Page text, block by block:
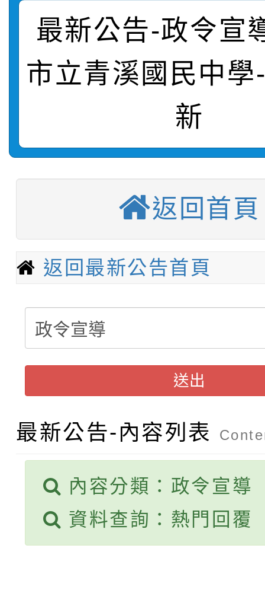
賽實施要點
比賽實施要點」
轉知：「115年金融知
動辦法」
轉知臺中市政府政風處
城市手牽手，綠能透明
轉知：「115學年度全
劇比賽實施要點」及修
表
轉知：桃園市115年度
敬師藝文競賽』實施計
【甄選結果(第11招)】
學年度第1學期第7次代
結果(第11招)
【甄選結果(第3招)】
學年度第1學期第9次
結果(第3招)
【甄選結果(第4招)】
學年度第1學期第9次代
結果(第4招)
【甄選結果(第12招)】
學年度第1學期第7次代
結果(第12招)
轉知：桃園市115學年
賽及師生本土語及新住
賽實施要點
轉知：「桃園市115學
比賽實施要點」
轉知：「115年金融知
動辦法」
轉知臺中市政府政風處
城市手牽手，綠能透明
畫影片一案
轉知：「115學年度全
劇比賽實施要點」及修
轉知：桃園市115年度
學年度第1學期第7次
結果(第11招)
【甄選結果(第3招)】
學年度第1學期第9次
最新公告-政令宣
市立青溪國民中學
新
返回首頁
返回最新公告首頁
送出
最新公告-內容列表
內容分類：政令宣導
資料查詢：熱門回覆